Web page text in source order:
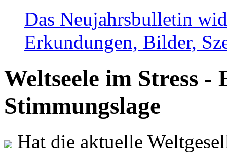
Das Neujahrsbulletin
Erkundungen, Bilder,
Weltseele im Stress -
Stimmungslage
Hat die aktuelle